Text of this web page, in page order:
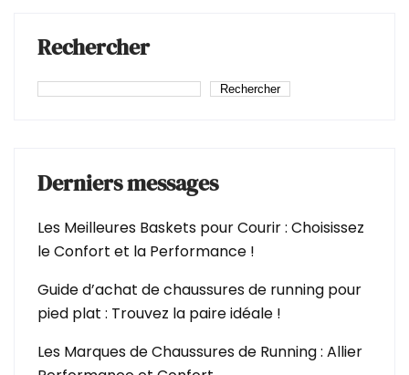
Rechercher
Rechercher
Derniers messages
Les Meilleures Baskets pour Courir : Choisissez
le Confort et la Performance !
Guide d’achat de chaussures de running pour
pied plat : Trouvez la paire idéale !
Les Marques de Chaussures de Running : Allier